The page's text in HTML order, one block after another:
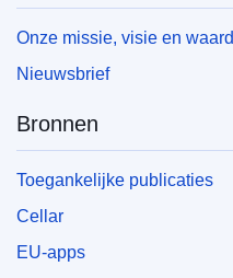
Onze missie, visie en
Nieuwsbrief
Bronnen
Toegankelijke publicaties
Cellar
EU-apps